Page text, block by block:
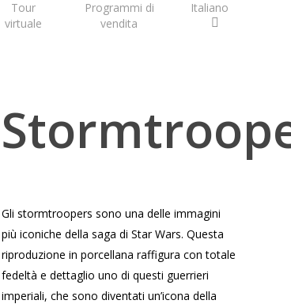
Tour
virtuale
Programmi di
vendita
Italiano
Gli stormtroopers sono una delle immagini
più iconiche della saga di Star Wars. Questa
riproduzione in porcellana raffigura con totale
fedeltà e dettaglio uno di questi guerrieri
imperiali, che sono diventati un’icona della